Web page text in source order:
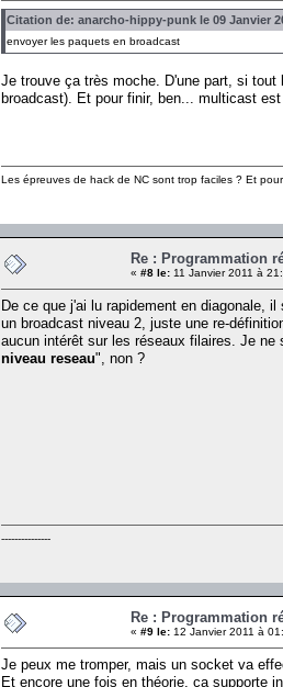
Citation de: anarcho-hippy-punk le 09 Janvier
envoyer les paquets en broadcast
Je trouve ça très moche. D'une part, si
broadcast). Et pour finir, ben... multicast
Les épreuves de hack de NC sont trop faciles ? Et
Re : Programmation
« #8 le: 11 Janvier 2011 à
De ce que j'ai lu rapidement en diagonale,
un broadcast niveau 2, juste une re-
aucun intérêt sur les réseaux filaires. Je
niveau reseau", non ?
---------------
Re : Programmation
« #9 le: 12 Janvier 2011 à
Je peux me tromper, mais un socket va
Et encore une fois en théorie, ça supporte